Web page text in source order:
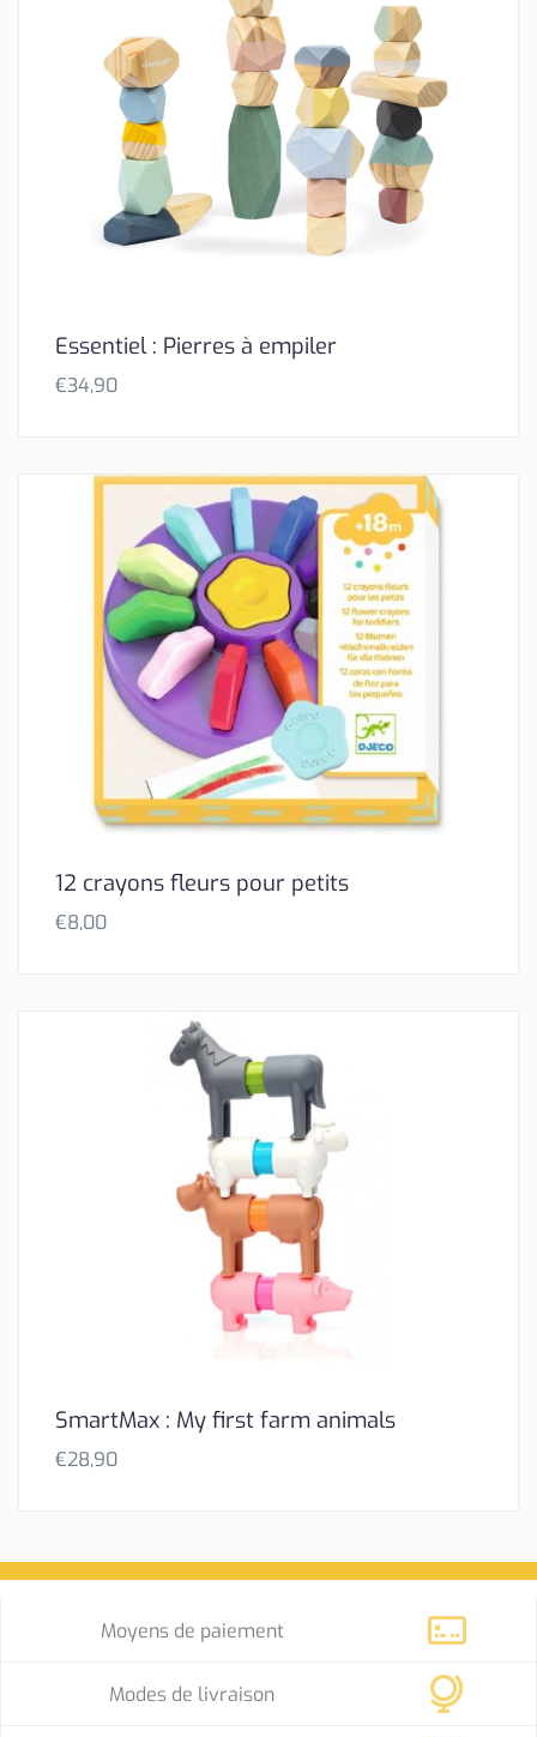
Essentiel : Pierres à empiler
€34,90
12 crayons fleurs pour petits
€8,00
SmartMax : My first farm animals
€28,90
Moyens de paiement
Modes de livraison